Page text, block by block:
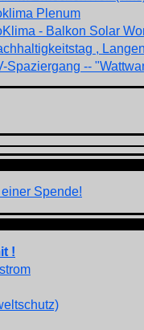
Plenum
- Balkon Solar
,
Spaziergang --
Spende!
!